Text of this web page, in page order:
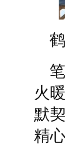
火
默
精